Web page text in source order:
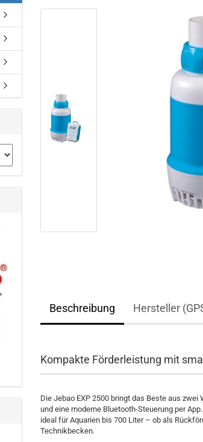
Beschreibung Hersteller
Kompakte Förderleistung mit
Die Jebao EXP 2500 bringt das Beste aus
und eine moderne Bluetooth-Steuerung per
ideal für Aquarien bis 700 Liter – ob als
Technikbecken.